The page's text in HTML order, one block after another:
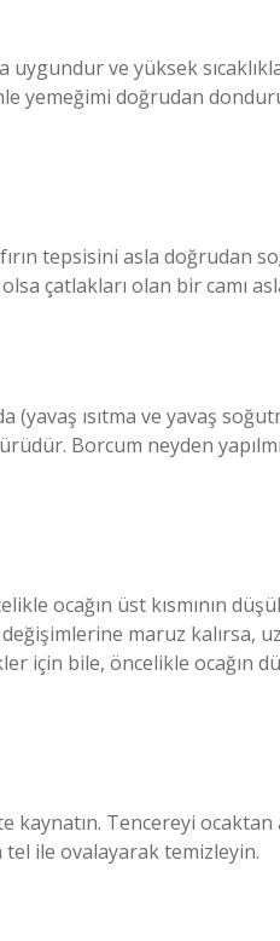
uygundur ve yüksek
yemeğimi doğrudan
tepsisini asla doğrudan
çatlakları olan bir camı
(yavaş ısıtma ve yavaş
Borcum neyden
ocağın üst kısmının
değişimlerine maruz kalırsa,
için bile, öncelikle ocağın
kaynatın. Tencereyi ocaktan
tel ile ovalayarak temizleyin.